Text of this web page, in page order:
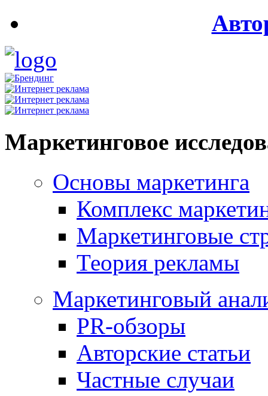
Маркетинговое
Основы маркетинга
Комплекс
Маркетинговые
Теория рекламы
Маркетинговый
PR-обзоры
Авторские статьи
Частные случаи